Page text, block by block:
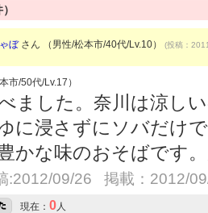
ぼさん （男性/松本市/40代/Lv.10） (投稿：
市/50代/Lv.17）
ました。奈川は涼し
に浸さずにソバだけ
かな味のおそばです
:2012/09/26 掲載：2012/
現在： 0人